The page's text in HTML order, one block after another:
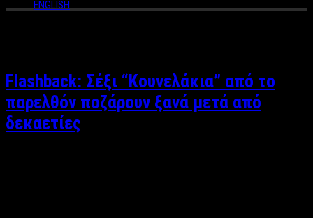
ENGLISH
Flashback: Σέξι “Κουνελάκια” από το
παρελθόν ποζάρουν ξανά μετά από
δεκαετίες